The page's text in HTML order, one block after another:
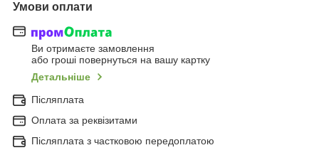
Умови оплати
Ви отримаєте замовлення
або гроші повернуться на вашу картку
Детальніше
Післяплата
Оплата за реквізитами
Післяплата з частковою передоплатою